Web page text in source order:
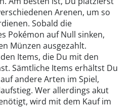
Arenen, um so
Sobald die
Pokémon auf Null sinken,
Münzen ausgezahlt.
Items, die Du mit den
Sämtliche Items erhältst Du
andere Arten im Spiel,
Wer allerdings akut
wird mit dem Kauf im